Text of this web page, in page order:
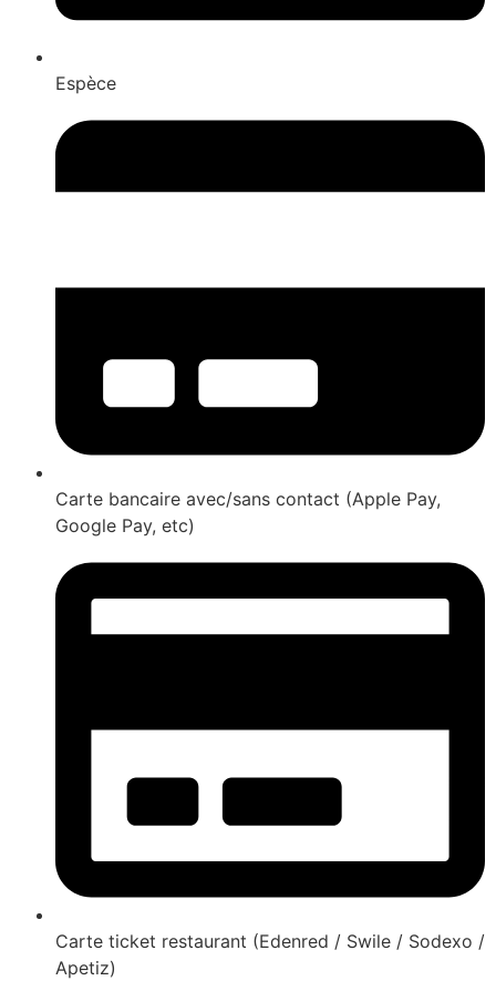
Espèce
Carte bancaire avec/sans contact (Apple Pay,
Google Pay, etc)
Carte ticket restaurant (Edenred / Swile / Sodexo /
Apetiz)